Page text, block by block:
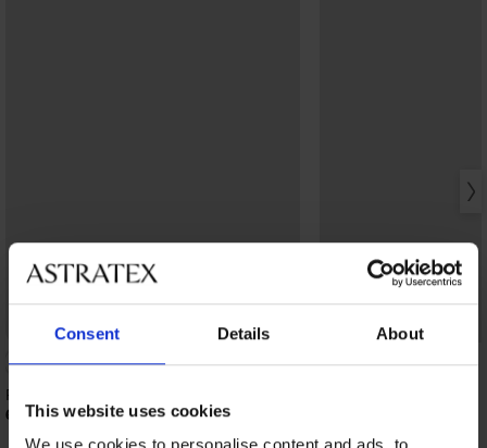
Consent Details About
This website uses cookies
Pamučna spavaćica za dojilje Florence
61,99 €
Popust -30%